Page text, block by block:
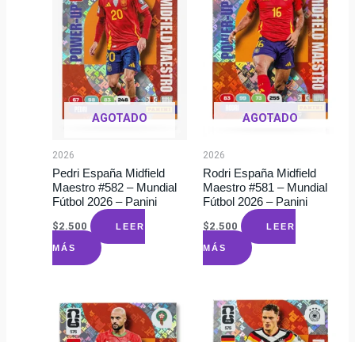
AGOTADO
2026
Pedri España Midfield
Maestro #582 – Mundial
Fútbol 2026 – Panini
$2.500 LEER
MÁS
AGOTADO
2026
Rodri España Midfield
Maestro #581 – Mundial
Fútbol 2026 – Panini
$2.500 LEER
MÁS